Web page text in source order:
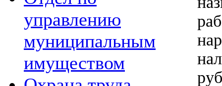
управлению
муниципальным
имуществом